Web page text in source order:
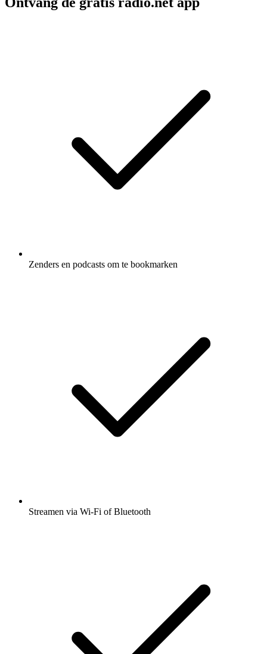
Zenders en podcasts om te bookmarken
Streamen via Wi-Fi of Bluetooth